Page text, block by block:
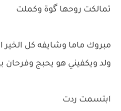
تمالكت روحها گوة وكملت
مبروك ماما وشايفه كل
ولد ويكفيني هو يحبج وفرحان
ابتسمت ردت